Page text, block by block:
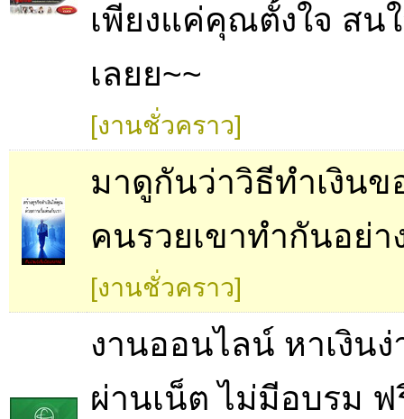
เพียงแค่คุณตั้งใจ สน
เลยย~~
[งานชั่วคราว]
มาดูกันว่าวิธีทำเงินข
คนรวยเขาทำกันอย่า
[งานชั่วคราว]
งานออนไลน์ หาเงินง่
ผ่านเน็ต ไม่มีอบรม ฟ